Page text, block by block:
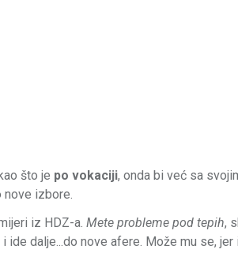
što je po vokaciji, onda bi već sa
izbore.
iz HDZ-a. Mete probleme pod tepih,
ide dalje...do nove afere. Može mu se, jer